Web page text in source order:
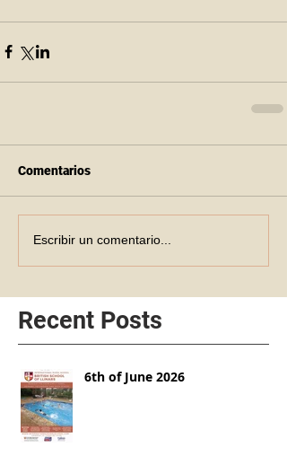
Comentarios
Escribir un comentario...
Recent Posts
6th of June 2026